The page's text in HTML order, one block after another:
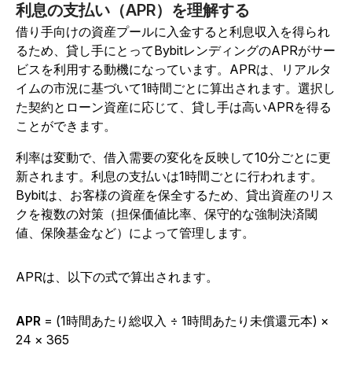
利息の支払い（APR）を理解する
借り手向けの資産プールに入金すると利息収入を得られ
るため、貸し手にとってBybitレンディングのAPRがサー
ビスを利用する動機になっています。APRは、リアルタ
イムの市況に基づいて1時間ごとに算出されます。選択し
た契約とローン資産に応じて、貸し手は高いAPRを得る
ことができます。
利率は変動で、借入需要の変化を反映して10分ごとに更
新されます。利息の支払いは1時間ごとに行われます。
Bybitは、お客様の資産を保全するため、貸出資産のリス
クを複数の対策（担保価値比率、保守的な強制決済閾
値、保険基金など）によって管理します。
APRは、以下の式で算出されます。
APR = (1時間あたり総収入 ÷ 1時間あたり未償還元本) ×
24 × 365